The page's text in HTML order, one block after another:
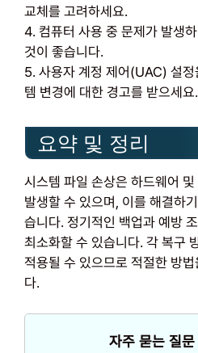
교체를 고려하세요.
4. 컴퓨터 사용 중 문제가 발생
것이 좋습니다.
5. 사용자 계정 제어(UAC) 설
템 변경에 대한 경고를 받으세요.
요약 및 정리
시스템 파일 손상은 하드웨어
발생할 수 있으며, 이를 해결하
습니다. 정기적인 백업과 예방
최소화할 수 있습니다. 각 복구
적용될 수 있으므로 적절한 방
다.
자주 묻는 질